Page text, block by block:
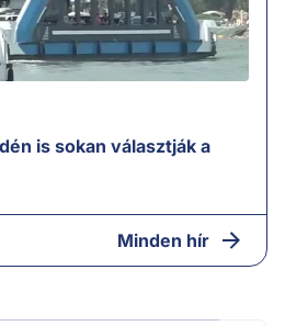
is sokan választják a
Minden hír